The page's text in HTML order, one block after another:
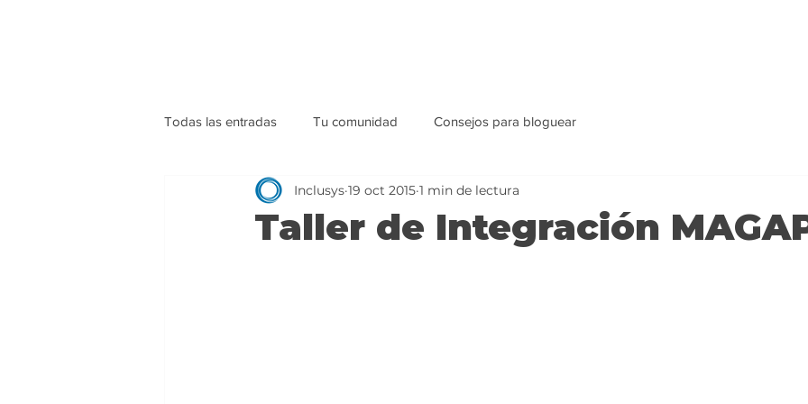
Todas las entradas Tu comunidad Consejos para bloguear
Taller de Integración
Inclusys 19 oct 2015 1 min de lectura